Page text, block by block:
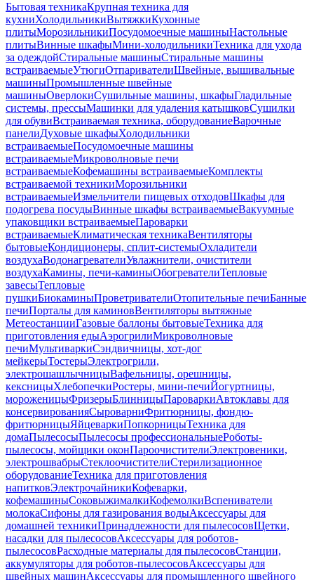
Бытовая техникаКрупная техника для
кухниХолодильникиВытяжкиКухонные
плитыМорозильникиПосудомоечные машиныНастольные
плитыВинные шкафыМини-холодильникиТехника для ухода
за одеждойСтиральные машиныСтиральные машины
встраиваемыеУтюгиОтпаривателиШвейные, вышивальные
машиныПромышленные швейные
машиныОверлокиСушильные машины, шкафыГладильные
системы, прессыМашинки для удаления катышковСушилки
для обувиВстраиваемая техника, оборудованиеВарочные
панелиДуховые шкафыХолодильники
встраиваемыеПосудомоечные машины
встраиваемыеМикроволновые печи
встраиваемыеКофемашины встраиваемыеКомплекты
встраиваемой техникиМорозильники
встраиваемыеИзмельчители пищевых отходовШкафы для
подогрева посудыВинные шкафы встраиваемыеВакуумные
упаковщики встраиваемыеПароварки
встраиваемыеКлиматическая техникаВентиляторы
бытовыеКондиционеры, сплит-системыОхладители
воздухаВодонагревателиУвлажнители, очистители
воздухаКамины, печи-каминыОбогревателиТепловые
завесыТепловые
пушкиБиокаминыПроветривателиОтопительные печиБанные
печиПорталы для каминовВентиляторы вытяжные
МетеостанцииГазовые баллоны бытовыеТехника для
приготовления едыАэрогрилиМикроволновые
печиМультиваркиСэндвичницы, хот-дог
мейкерыТостерыЭлектрогрили,
электрошашлычницыВафельницы, орешницы,
кексницыХлебопечкиРостеры, мини-печиЙогуртницы,
мороженицыФризерыБлинницыПароваркиАвтоклавы для
консервированияСыроварниФритюрницы, фондю-
фритюрницыЯйцеваркиПопкорницыТехника для
домаПылесосыПылесосы профессиональныеРоботы-
пылесосы, мойщики оконПароочистителиЭлектровеники,
электрошвабрыСтеклоочистителиСтерилизационное
оборудованиеТехника для приготовления
напитковЭлектрочайникиКофеварки,
кофемашиныСоковыжималкиКофемолкиВспениватели
молокаСифоны для газирования водыАксессуары для
домашней техникиПринадлежности для пылесосовЩетки,
насадки для пылесосовАксессуары для роботов-
пылесосовРасходные материалы для пылесосовСтанции,
аккумуляторы для роботов-пылесосовАксессуары для
швейных машинАксессуары для промышленного швейного